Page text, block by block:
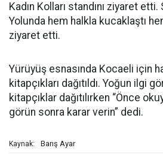
Kadın Kolları standını ziyaret
Yolunda hem halkla kucaklaştı
ziyaret etti.
Yürüyüş esnasında Kocaeli için
kitapçıkları dağıtıldı. Yoğun ilgi
kitapçıklar dağıtılırken “Önce
görün sonra karar verin” dedi.
Kaynak: Barış Ayar